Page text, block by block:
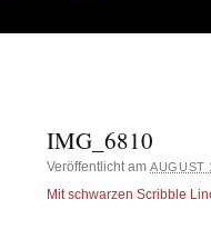
IMG_6810
Veröffentlicht amAUGUST
Mit schwarzen Scribble